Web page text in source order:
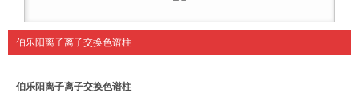
伯乐阳离子离子交换色谱柱
伯乐阳离子离子交换色谱柱